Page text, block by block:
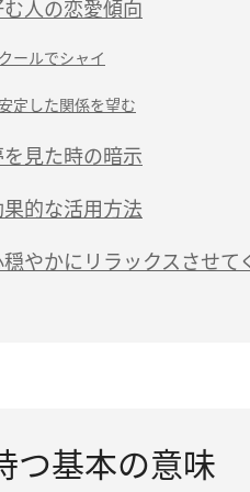
人の恋愛傾向
クールでシャイ
安定した関係を望む
見た時の暗示
的な活用方法
やかにリラックスさせて
つ基本の意味